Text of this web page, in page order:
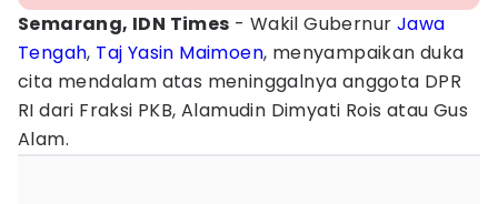
Semarang, IDN Times - Wakil Gubernur Jawa
Tengah, Taj Yasin Maimoen, menyampaikan duka
cita mendalam atas meninggalnya anggota DPR
RI dari Fraksi PKB, Alamudin Dimyati Rois atau Gus
Alam.